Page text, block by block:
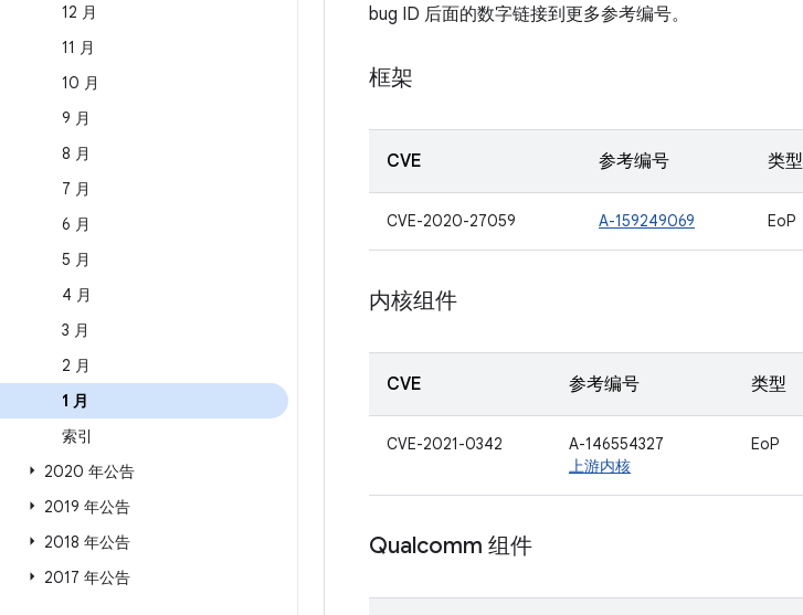
12 月
11 月
10 月
9 月
8 月
7 月
6 月
5 月
4 月
3 月
2 月
1 月
索引
2020 年公告
2019 年公告
2018 年公告
2017 年公告
bug ID 后面的数字链接到更多参考编号。
框架
CVE 参考编号 类型
CVE-2020-27059 A-159249069 EoP
内核组件
CVE 参考编号 类型
CVE-2021-0342
A-146554327
上游内核
EoP
Qualcomm 组件